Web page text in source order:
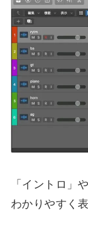
「イントロ」
わかりやすく